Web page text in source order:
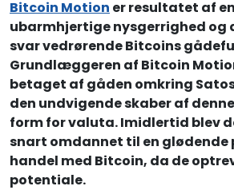
Bitcoin Motion er resultatet af
ubarmhjertige nysgerrighed og
svar vedrørende Bitcoins
Grundlæggeren af Bitcoin
betaget af gåden omkring
den undvigende skaber af
form for valuta. Imidlertid blev
snart omdannet til en glødende
handel med Bitcoin, da de
potentiale.